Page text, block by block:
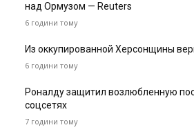
над Ормузом — Reuters
6 години тому
Из оккупированной Херсонщины
6 години тому
Роналду защитил возлюбленную
соцсетях
7 години тому